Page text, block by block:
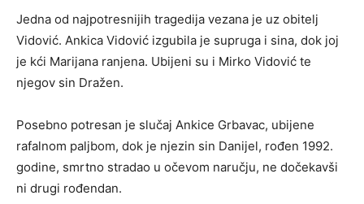
Jedna od najpotresnijih tragedija vezana je uz obitelj
Vidović. Ankica Vidović izgubila je supruga i sina, dok joj
je kći Marijana ranjena. Ubijeni su i Mirko Vidović te
njegov sin Dražen.
Posebno potresan je slučaj Ankice Grbavac, ubijene
rafalnom paljbom, dok je njezin sin Danijel, rođen 1992.
godine, smrtno stradao u očevom naručju, ne dočekavši
ni drugi rođendan.